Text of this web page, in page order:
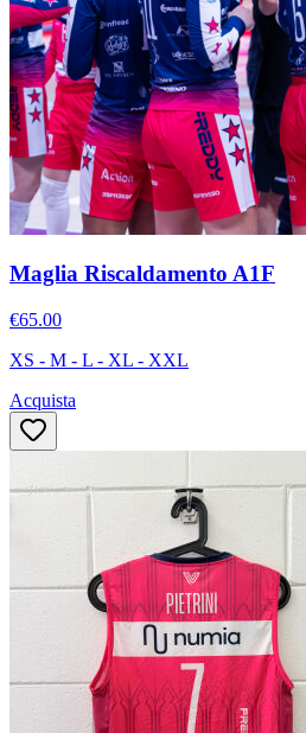
Maglia Riscaldamento A1F
€65.00
XS - M - L - XL - XXL
Acquista